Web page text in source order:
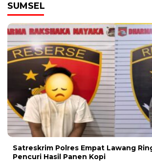
SUMSEL
Satreskrim Polres Empat Lawang
Pencuri Hasil Panen Kopi